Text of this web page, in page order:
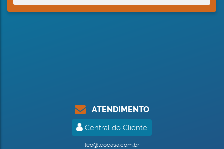
ATENDIMENTO
Central do Cliente
leo@leocasa.com.br